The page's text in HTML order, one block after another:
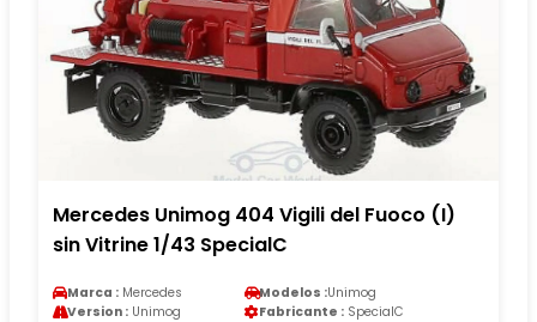
Mercedes Unimog 404 Vigili del Fuoco (I)
sin Vitrine 1/43 SpecialC
Marca : Mercedes Modelos :Unimog
Version : Unimog Fabricante : SpecialC